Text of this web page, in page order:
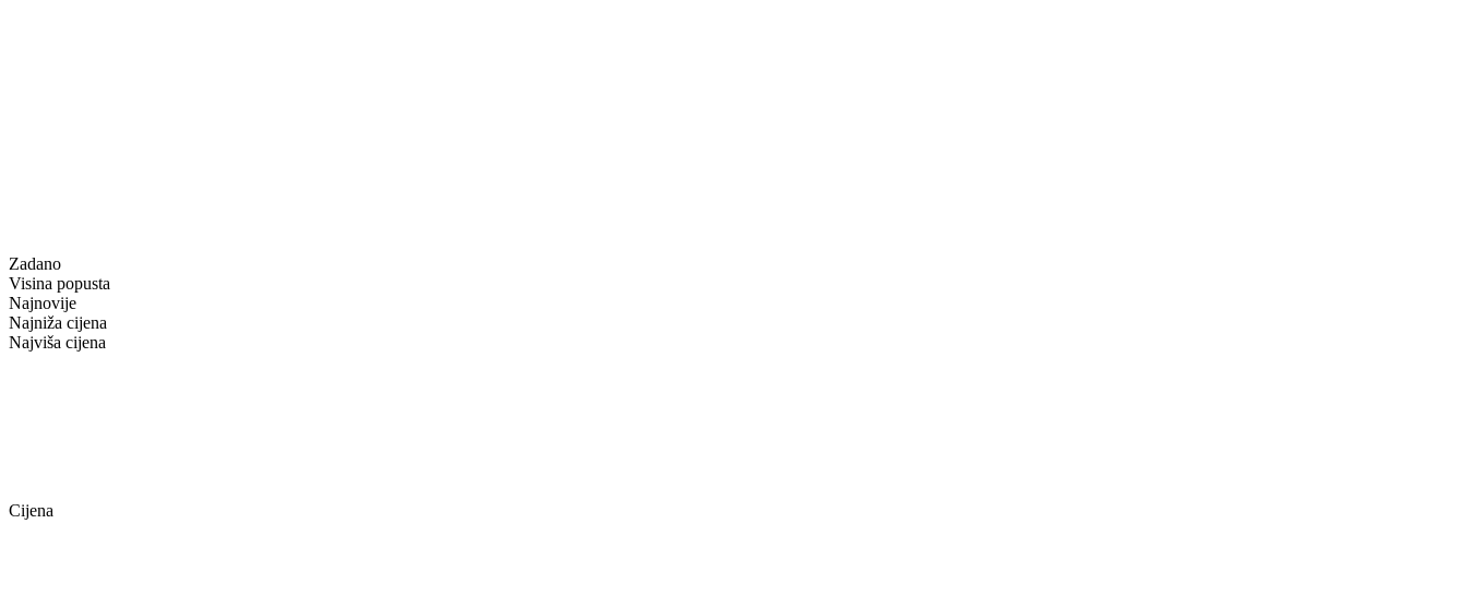
Zadano
Visina popusta
Najnovije
Najniža cijena
Najviša cijena
Cijena